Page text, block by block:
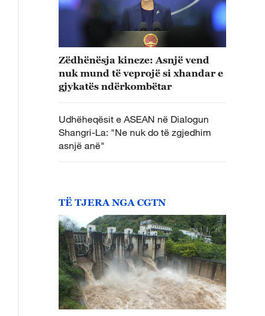
Zëdhënësja kineze: Asnjë vend
nuk mund të veprojë si xhandar e
gjykatës ndërkombëtar
Udhëheqësit e ASEAN në Dialogun
Shangri-La: "Ne nuk do të zgjedhim
asnjë anë"
TË TJERA NGA CGTN